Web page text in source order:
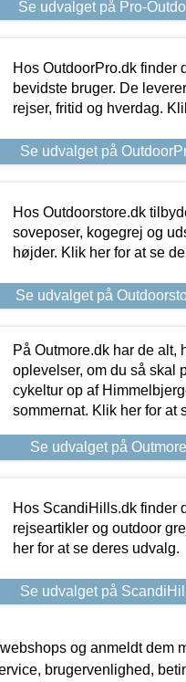
Se udvalget på Pro-
Hos OutdoorPro.dk
bevidste bruger. De
rejser, fritid og hverdag.
Se udvalget på
Hos Outdoorstore.dk
soveposer, kogegrej og
højder. Klik her for at se
Se udvalget på
På Outmore.dk har de alt,
oplevelser, om du så skal
cykeltur op af
sommernat. Klik her for at
Se udvalget på
Hos ScandiHills.dk finder
rejseartikler og outdoor
her for at se deres udvalg.
Se udvalget på
og anmeldt dem
brugervenlighed,